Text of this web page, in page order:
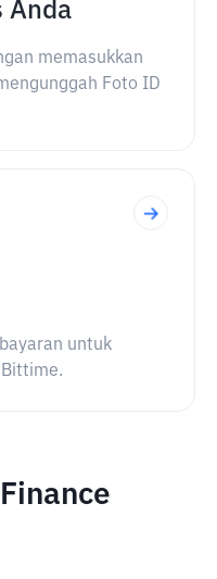
Anda
memasukkan
Foto ID
untuk